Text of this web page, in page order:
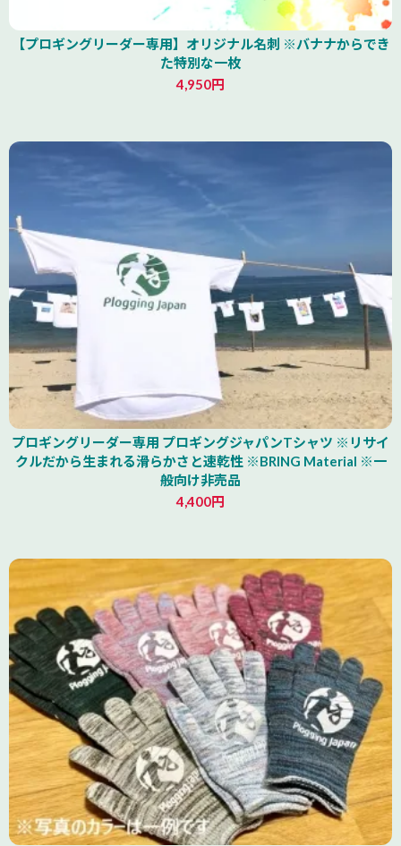
【プロギングリーダー専用】オリジナル名刺 ※バナナからでき
た特別な一枚
4,950円
プロギングリーダー専用 プロギングジャパンTシャツ ※リサイ
クルだから生まれる滑らかさと速乾性 ※BRING Material ※一
般向け非売品
4,400円